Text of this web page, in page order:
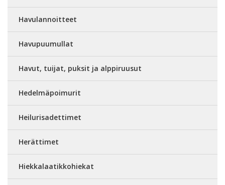
Havulannoitteet
Havupuumullat
Havut, tuijat, puksit ja alppiruusut
Hedelmäpoimurit
Heilurisadettimet
Herättimet
Hiekkalaatikkohiekat